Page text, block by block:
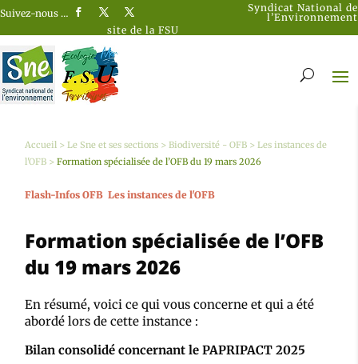
Suivez-nous …
Syndicat National de
l’Environnement
site de la FSU
Accueil >Le Sne et ses sections >Biodiversité - OFB >Les instances de
l'OFB >Formation spécialisée de l’OFB du 19 mars 2026
Flash-Infos OFB Les instances de l'OFB
Formation spécialisée de l’OFB
du 19 mars 2026
En résumé, voici ce qui vous concerne et qui a été
abordé lors de cette instance :
Bilan consolidé concernant le PAPRIPACT 2025